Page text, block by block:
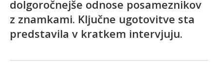
dolgoročnejše odnose posameznikov
z znamkami. Ključne ugotovitve sta
predstavila v kratkem intervjuju.